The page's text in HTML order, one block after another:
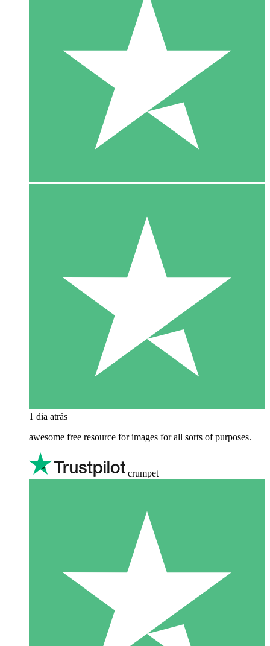
1 dia atrás
awesome free resource for images for all sorts of purposes.
crumpet